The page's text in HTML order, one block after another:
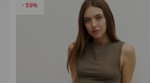
56